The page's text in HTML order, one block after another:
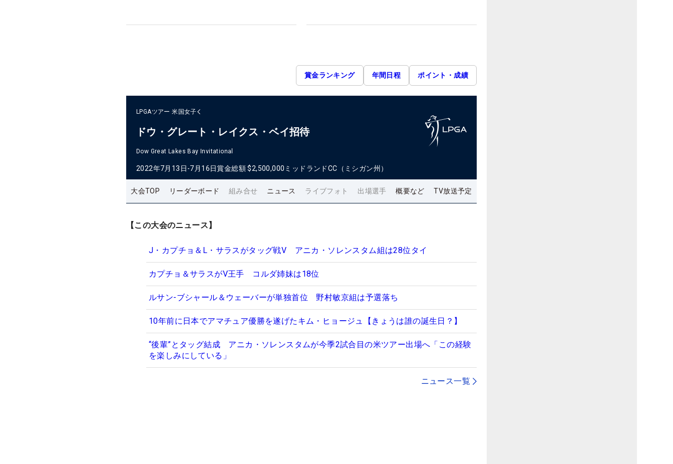
賞金ランキング 年間日程 ポイント・成績
LPGAツアー 米国女子
ドウ・グレート・レイクス・ベイ招待
Dow Great Lakes Bay Invitational
2022年7月13日-7月16日賞金総額 $2,500,000 ミッドランドCC（ミシガン州）
大会TOP リーダーボード 組み合せ ニュース ライブフォト 出場選手 概要など TV放送予定
【この大会のニュース】
J・カプチョ＆L・サラスがタッグ戦V アニカ・ソレンスタム組は28位タイ
カプチョ＆サラスがV王手 コルダ姉妹は18位
ルサン-ブシャール＆ウェーバーが単独首位 野村敏京組は予選落ち
10年前に日本でアマチュア優勝を遂げたキム・ヒョージュ【きょうは誰の誕生日？】
“後輩”とタッグ結成 アニカ・ソレンスタムが今季2試合目の米ツアー出場へ「この経験
を楽しみにしている」
ニュース一覧